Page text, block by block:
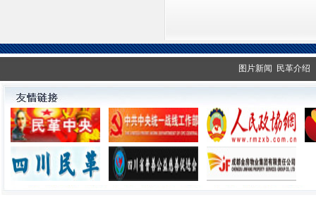
图片新闻 民革介绍